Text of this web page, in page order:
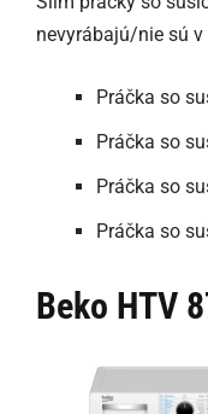
nevyrábajú/nie sú v
Práčka so
Práčka so
Práčka so
Práčka so
Beko HTV